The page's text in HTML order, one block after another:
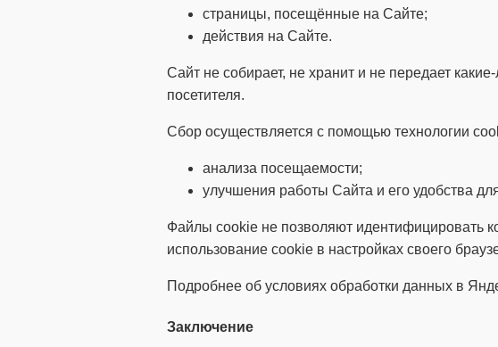
страницы, посещённые на Сайте;
действия на Сайте.
Сайт не собирает, не хранит и не передает
посетителя.
Сбор осуществляется с помощью технологии
анализа посещаемости;
улучшения работы Сайта и его удобства
Файлы cookie не позволяют идентифицировать
использование cookie в настройках своего
Подробнее об условиях обработки данных в
Заключение